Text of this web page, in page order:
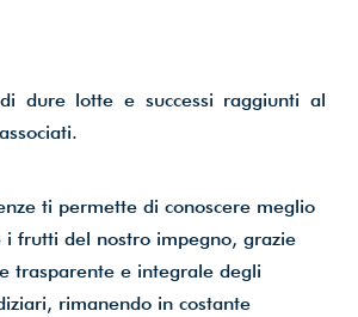
dure lotte e successi raggiunti al
ti permette di conoscere meglio
i frutti del nostro impegno, grazie
trasparente e integrale degli
rimanendo in costante